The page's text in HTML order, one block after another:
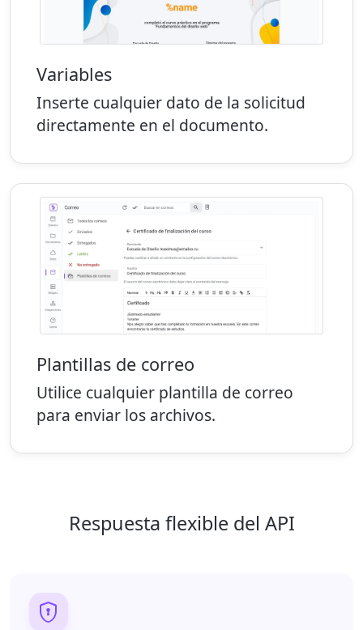
Variables
Inserte cualquier dato de la solicitud
directamente en el documento.
Plantillas de correo
Utilice cualquier plantilla de correo
para enviar los archivos.
Respuesta flexible del API
